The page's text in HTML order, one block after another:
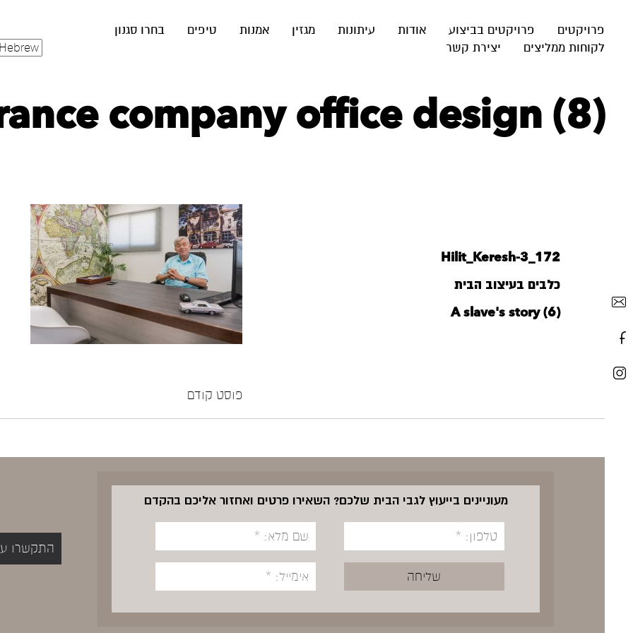
פרויקטים פרויקטים בביצוע אודות עיתונות מגזין אמנות טיפים
בחרו סגנון
לקוחות ממליצים
יצירת קשר
company office design (8)
172_Hilit_Keresh-3
כלבים בעיצוב הבית
A slave's story (6)
פוסט קודם
מעוניינים בייעוץ לגבי הבית שלכם? השאירו פרטים ואחזור אליכם בהקדם
התקשרו עכשיו